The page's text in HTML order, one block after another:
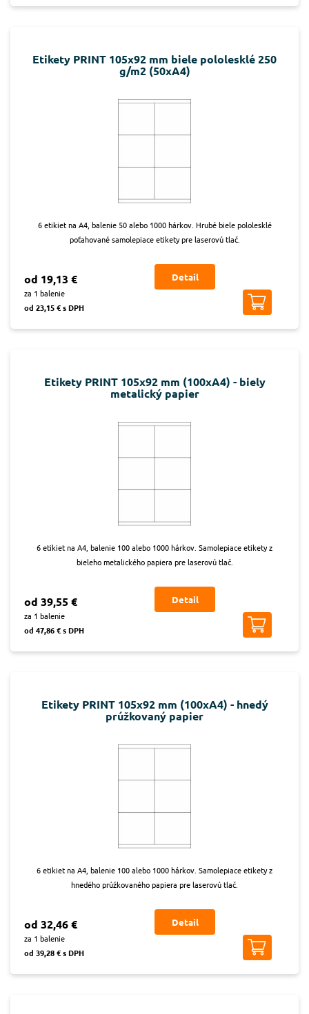
Etikety PRINT 105x92 mm biele pololesklé 250
g/m2 (50xA4)
6 etikiet na A4, balenie 50 alebo 1000 hárkov. Hrubé biele pololesklé
poťahované samolepiace etikety pre laserovú tlač.
od 19,13 €
za 1 balenie
od 23,15 € s DPH
Detail
Etikety PRINT 105x92 mm (100xA4) - biely
metalický papier
6 etikiet na A4, balenie 100 alebo 1000 hárkov. Samolepiace etikety z
bieleho metalického papiera pre laserovú tlač.
od 39,55 €
za 1 balenie
od 47,86 € s DPH
Detail
Etikety PRINT 105x92 mm (100xA4) - hnedý
prúžkovaný papier
6 etikiet na A4, balenie 100 alebo 1000 hárkov. Samolepiace etikety z
hnedého prúžkovaného papiera pre laserovú tlač.
od 32,46 €
za 1 balenie
od 39,28 € s DPH
Detail